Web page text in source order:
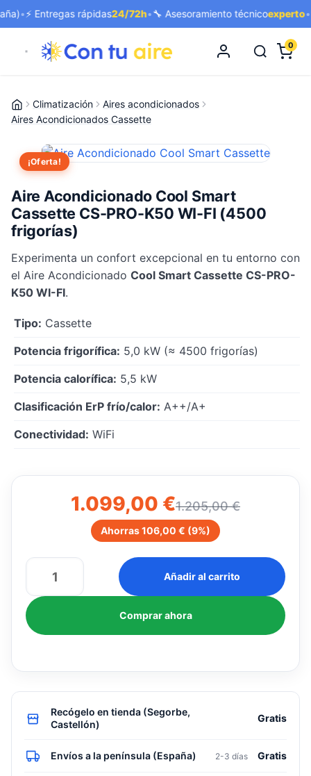
•⚡ Entregas rápidas24/72h•🔧 Asesoramiento técnicoexperto•🚚
0
Climatización
Aires acondicionados
Aires Acondicionados Cassette
¡Oferta!
Aire Acondicionado Cool Smart
Cassette CS-PRO-K50 WI-FI (4500
frigorías)
Experimenta un confort excepcional en tu entorno con
el Aire Acondicionado Cool Smart Cassette CS-PRO-
K50 WI-FI.
Tipo: Cassette
Potencia frigorífica: 5,0 kW (≈ 4500 frigorías)
Potencia calorífica: 5,5 kW
Clasificación ErP frío/calor: A++/A+
Conectividad: WiFi
1.205,00€
El
precio
original
era:
1.205,00 €.
1.099,00 €
El
precio
actual
es:
1.099,00 €.
Ahorras106,00 € (9%)
Aire
Acondicionado
Cool
Smart
Cassette
PRO-
FI
frigorías)
Añadir al carrito
Comprar ahora
Recógelo en tienda (Segorbe,
Castellón)
Gratis
Envíos a la península (España) 2-3 días Gratis